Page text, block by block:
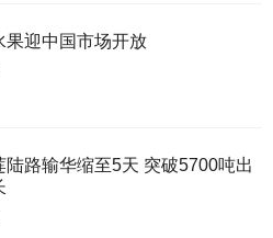
果迎中国市场开放
华缩至5天 突破5700吨出